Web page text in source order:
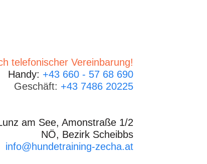
telefonischer Vereinbarung!
Handy: +43 660 - 57 68 690
Geschäft: +43 7486 20225
am See, Amonstraße 1/2
NÖ, Bezirk Scheibbs
info@hundetraining-zecha.at